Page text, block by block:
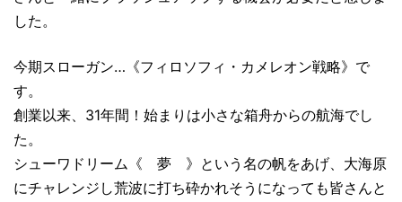
した。
今期スローガン…《フィロソフィ・カメレオン戦略》で
す。
創業以来、31年間！始まりは小さな箱舟からの航海でし
た。
シューワドリーム《 夢 》という名の帆をあげ、大海原
にチャレンジし荒波に打ち砕かれそうになっても皆さんと